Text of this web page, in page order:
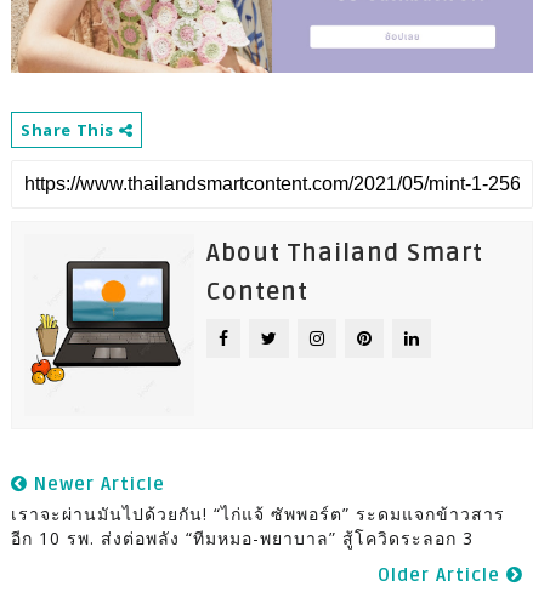
Share This
About Thailand Smart
Content
Newer Article
เราจะผ่านมันไปด้วยกัน! “ไก่แจ้ ซัพพอร์ต” ระดมแจกข้าวสาร
อีก 10 รพ. ส่งต่อพลัง “ทีมหมอ-พยาบาล” สู้โควิดระลอก 3
Older Article